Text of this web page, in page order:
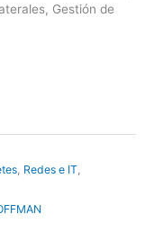
Gestión de
Redes e IT